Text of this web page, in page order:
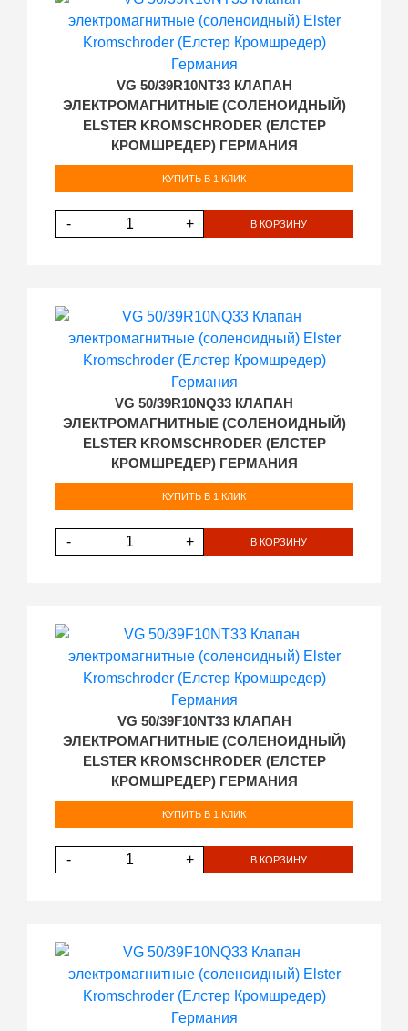
VG 50/39R10NT33 КЛАПАН
ЭЛЕКТРОМАГНИТНЫЕ (СОЛЕНОИДНЫЙ)
ELSTER KROMSCHRODER (ЕЛСТЕР
КРОМШРЕДЕР) ГЕРМАНИЯ
КУПИТЬ В 1 КЛИК
- + В КОРЗИНУ
VG 50/39R10NQ33 КЛАПАН
ЭЛЕКТРОМАГНИТНЫЕ (СОЛЕНОИДНЫЙ)
ELSTER KROMSCHRODER (ЕЛСТЕР
КРОМШРЕДЕР) ГЕРМАНИЯ
КУПИТЬ В 1 КЛИК
- + В КОРЗИНУ
VG 50/39F10NT33 КЛАПАН
ЭЛЕКТРОМАГНИТНЫЕ (СОЛЕНОИДНЫЙ)
ELSTER KROMSCHRODER (ЕЛСТЕР
КРОМШРЕДЕР) ГЕРМАНИЯ
КУПИТЬ В 1 КЛИК
- + В КОРЗИНУ